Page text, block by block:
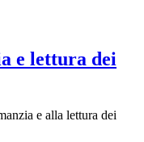
e lettura dei
e alla lettura dei